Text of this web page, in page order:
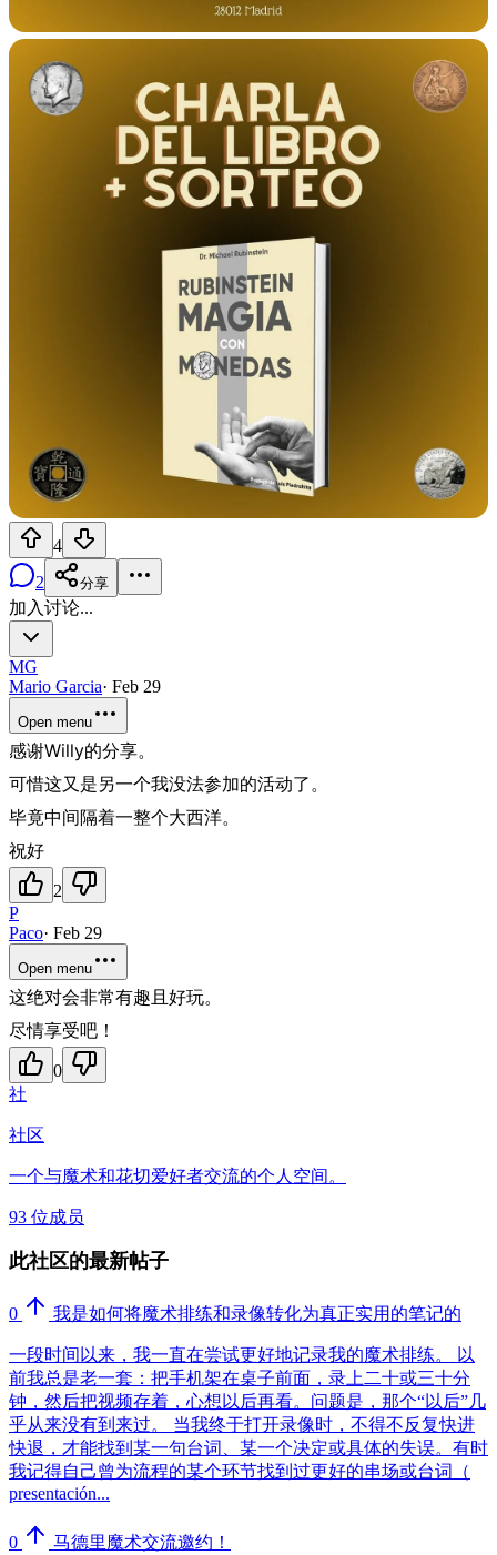
4
2
分享
加入讨论...
MG
Mario Garcia· Feb 29
Open menu
感谢Willy的分享。
可惜这又是另一个我没法参加的活动了。
毕竟中间隔着一整个大西洋。
祝好
2
P
Paco· Feb 29
Open menu
这绝对会非常有趣且好玩。
尽情享受吧！
0
社
社区
一个与魔术和花切爱好者交流的个人空间。
93 位成员
此社区的最新帖子
0 我是如何将魔术排练和录像转化为真正实用的笔记的
一段时间以来，我一直在尝试更好地记录我的魔术排练。 以
前我总是老一套：把手机架在桌子前面，录上二十或三十分
钟，然后把视频存着，心想以后再看。问题是，那个“以后”几
乎从来没有到来过。 当我终于打开录像时，不得不反复快进
快退，才能找到某一句台词、某一个决定或具体的失误。有时
我记得自己曾为流程的某个环节找到过更好的串场或台词（
presentación...
0 马德里魔术交流邀约！